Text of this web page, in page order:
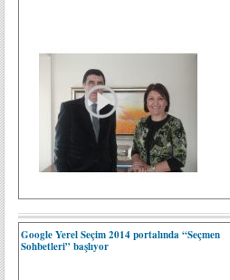
Google Yerel Seçim 2014 portalında “Seçmen
Sohbetleri” başlıyor